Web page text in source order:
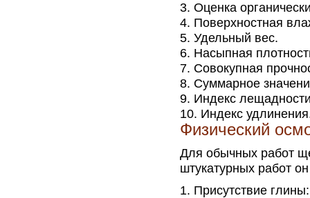
Оценка
Поверхностная
Удельный вес.
Насыпная
Совокупная
Суммарное
Индекс
Индекс
Физический
Для обычных работ
штукатурных работ
Присутствие